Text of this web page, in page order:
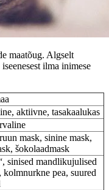
maatõug. Algselt
ilma inimese
aktiivne, tasakaalukas
mask, sinine mask,
šokolaadmask
sinised mandlikujulised
kolmnurkne pea, suured